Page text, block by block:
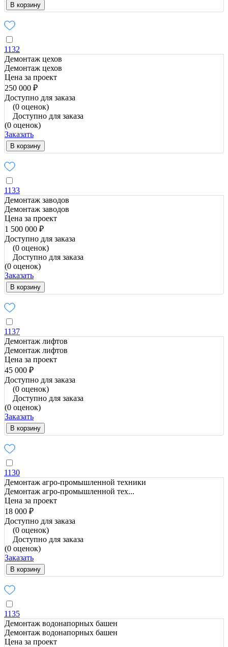
В корзину
1132
Демонтаж цехов
Демонтаж цехов
Цена за проект
250 000 ₽
Доступно для заказа
(0 оценок)
Доступно для заказа
(0 оценок)
Заказать
В корзину
1133
Демонтаж заводов
Демонтаж заводов
Цена за проект
1 500 000 ₽
Доступно для заказа
(0 оценок)
Доступно для заказа
(0 оценок)
Заказать
В корзину
1137
Демонтаж лифтов
Демонтаж лифтов
Цена за проект
45 000 ₽
Доступно для заказа
(0 оценок)
Доступно для заказа
(0 оценок)
Заказать
В корзину
1130
Демонтаж агро-промышленной техники
Демонтаж агро-промышленной тех...
Цена за проект
18 000 ₽
Доступно для заказа
(0 оценок)
Доступно для заказа
(0 оценок)
Заказать
В корзину
1135
Демонтаж водонапорных башен
Демонтаж водонапорных башен
Цена за проект